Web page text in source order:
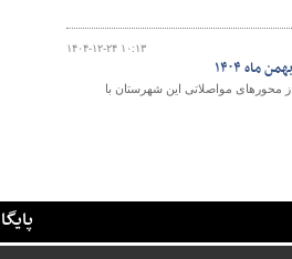
۱۴۰۴-۱۲-۲۴ ۱۰:۱۳
ای تربت حیدریه از برف روبی ۲۱۳۶ کیلومتر-باند از محورهای مواصلاتی این شهرستان با